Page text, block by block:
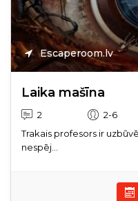
Escaperoom.lv
Laika mašīna
2 2-6
Trakais profesors ir
nespēj...